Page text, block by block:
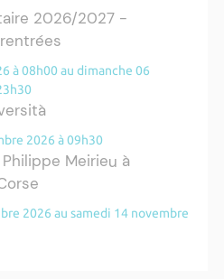
2026/2027 -
à 08h00 au dimanche 06
2026 à 09h30
Meirieu à
2026 au samedi 14 novembre